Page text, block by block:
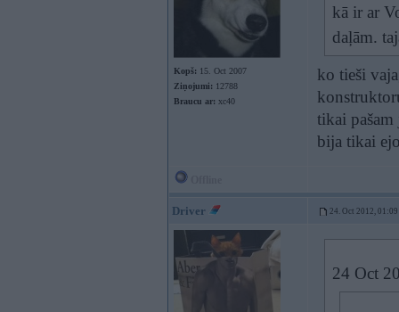
Kopš: 15. Oct 2007
Ziņojumi: 12788
Braucu ar: xc40
kā ir ar
daļām.
ko tieši
tikai pašam
bija tikai
Driver 24. Oct 2012, 01:09
24 Oct